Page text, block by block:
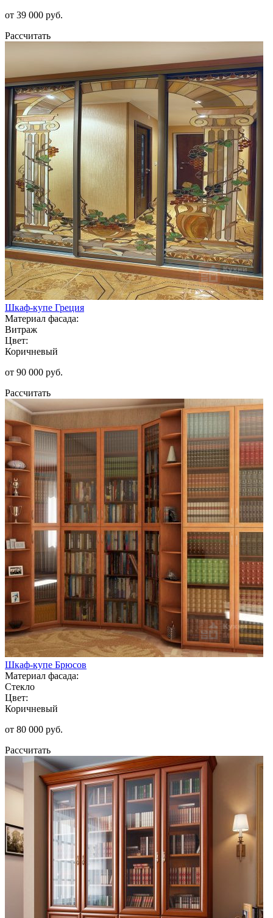
от 39 000 руб.
Рассчитать
Шкаф-купе Греция
Материал фасада:
Витраж
Цвет:
Коричневый
от 90 000 руб.
Рассчитать
Шкаф-купе Брюсов
Материал фасада:
Стекло
Цвет:
Коричневый
от 80 000 руб.
Рассчитать